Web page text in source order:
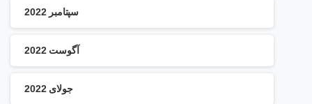
سپتامبر 2022
آگوست 2022
جولای 2022